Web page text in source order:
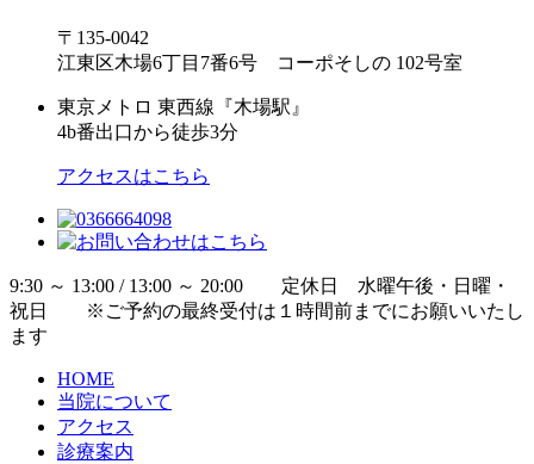
〒135-0042
江東区木場6丁目7番6号 コーポそしの 102号室
東京メトロ 東西線『木場駅』
4b番出口から徒歩3分
アクセスはこちら
9:30 ～ 13:00 / 13:00 ～ 20:00 定休日 水曜午後・日曜・
祝日 ※ご予約の最終受付は１時間前までにお願いいたし
ます
HOME
当院について
アクセス
診療案内